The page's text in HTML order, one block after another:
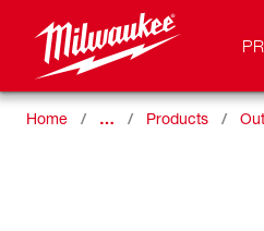
Home … Products